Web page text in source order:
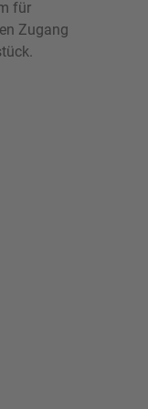
für
Zugang